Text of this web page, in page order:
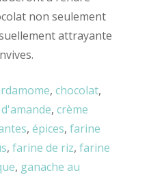
non seulement
attrayante
, chocolat,
, crème
, épices, farine
, farine de riz, farine
, ganache au